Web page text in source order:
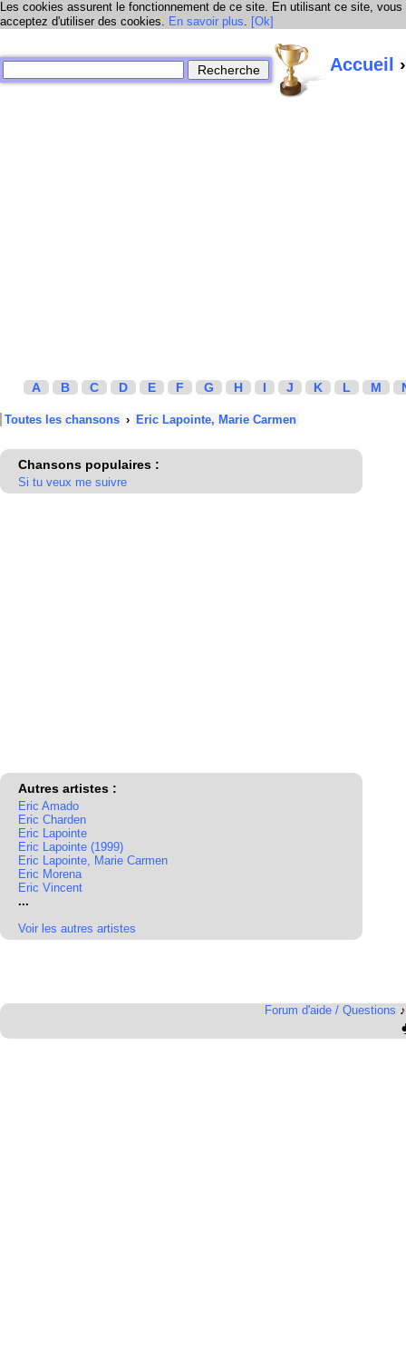
Les cookies assurent le fonctionnement de ce site. En utilisant ce site, vous
acceptez d'utiliser des cookies. En savoir plus. [Ok]
Accueil
A B C D E F G H I J K L M
Toutes les chansons › Eric Lapointe, Marie Carmen
Chansons populaires :
Si tu veux me suivre
Autres artistes :
Eric Amado
Eric Charden
Eric Lapointe
Eric Lapointe (1999)
Eric Lapointe, Marie Carmen
Eric Morena
Eric Vincent
...
Voir les autres artistes
Forum d'aide / Questions